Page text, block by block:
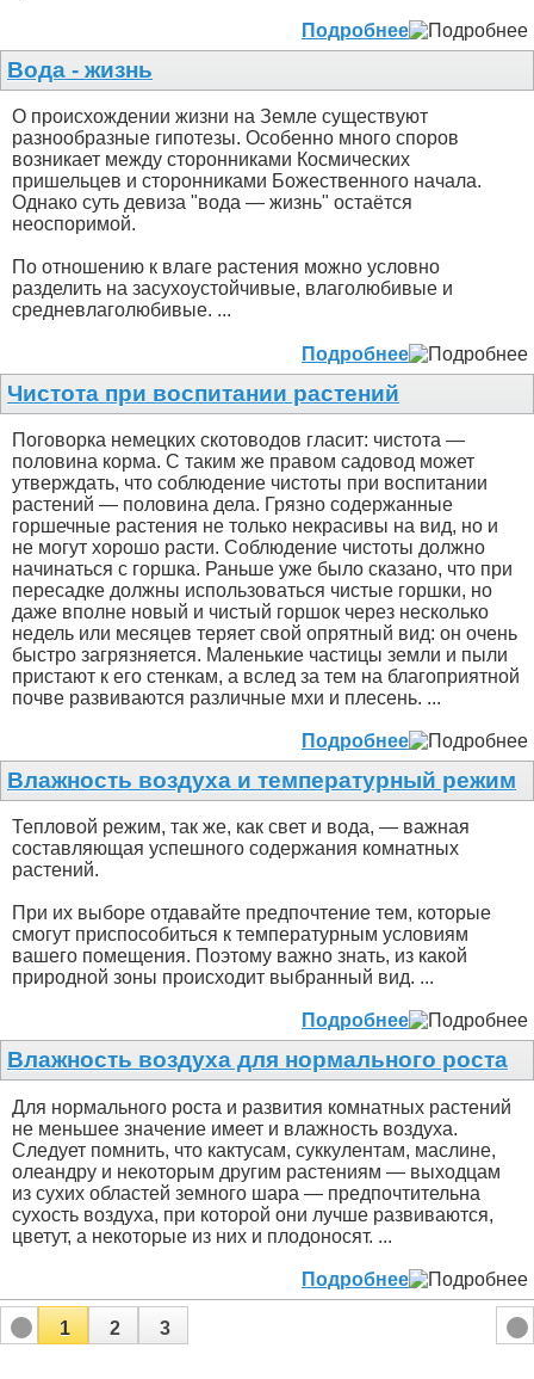
Подробнее
Вода - жизнь
О происхождении жизни на Земле существуют
разнообразные гипотезы. Особенно много споров
возникает между сторонниками Космических
пришельцев и сторонниками Божественного начала.
Однако суть девиза "вода — жизнь" остаётся
неоспоримой.
По отношению к влаге растения можно условно
разделить на засухоустойчивые, влаголюбивые и
средневлаголюбивые. ...
Подробнее
Чистота при воспитании растений
Поговорка немецких скотоводов гласит: чистота —
половина корма. С таким же правом садовод может
утверждать, что соблюдение чистоты при воспитании
растений — половина дела. Грязно содержанные
горшечные растения не только некрасивы на вид, но и
не могут хорошо расти. Соблюдение чистоты должно
начинаться с горшка. Раньше уже было сказано, что при
пересадке должны использоваться чистые горшки, но
даже вполне новый и чистый горшок через несколько
недель или месяцев теряет свой опрятный вид: он очень
быстро загрязняется. Маленькие частицы земли и пыли
пристают к его стенкам, а вслед за тем на благоприятной
почве развиваются различные мхи и плесень. ...
Подробнее
Влажность воздуха и температурный режим
Тепловой режим, так же, как свет и вода, — важная
составляющая успешного содержания комнатных
растений.
При их выборе отдавайте предпочтение тем, которые
смогут приспособиться к температурным условиям
вашего помещения. Поэтому важно знать, из какой
природной зоны происходит выбранный вид. ...
Подробнее
Влажность воздуха для нормального роста
Для нормального роста и развития комнатных растений
не меньшее значение имеет и влажность воздуха.
Следует помнить, что кактусам, суккулентам, маслине,
олеандру и некоторым другим растениям — выходцам
из сухих областей земного шара — предпочтительна
сухость воздуха, при которой они лучше развиваются,
цветут, а некоторые из них и плодоносят. ...
Подробнее
1 2 3